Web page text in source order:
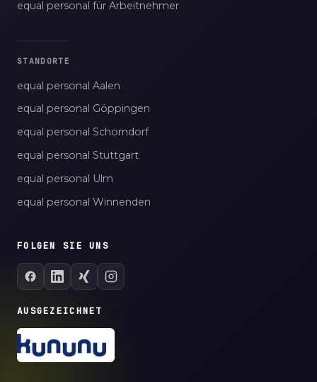
equal personal für Arbeitnehmer
STANDORTE
equal personal Aalen
equal personal Göppingen
equal personal Schorndorf
equal personal Stuttgart
equal personal Ulm
equal personal Winnenden
FOLGEN SIE UNS
AUSGEZEICHNET